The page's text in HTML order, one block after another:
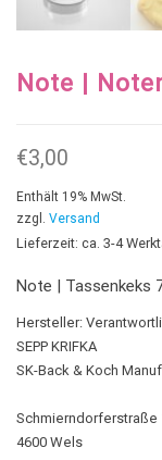
Note |
€3,00
Enthält 19% MwSt.
zzgl. Versand
Lieferzeit: ca. 3-4
Note | Tassenkeks
Hersteller:
SEPP KRIFKA
SK-Back & Koch
Schmierndorferstraße
4600 Wels